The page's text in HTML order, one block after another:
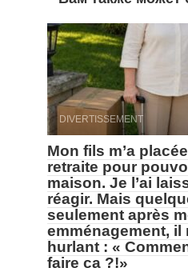
DIVERTISSEMENT
Mon fils m’a
retraite pour
maison. Je l’ai
réagir. Mais
seulement après
emménagement, il
hurlant : «
faire ça ?!»